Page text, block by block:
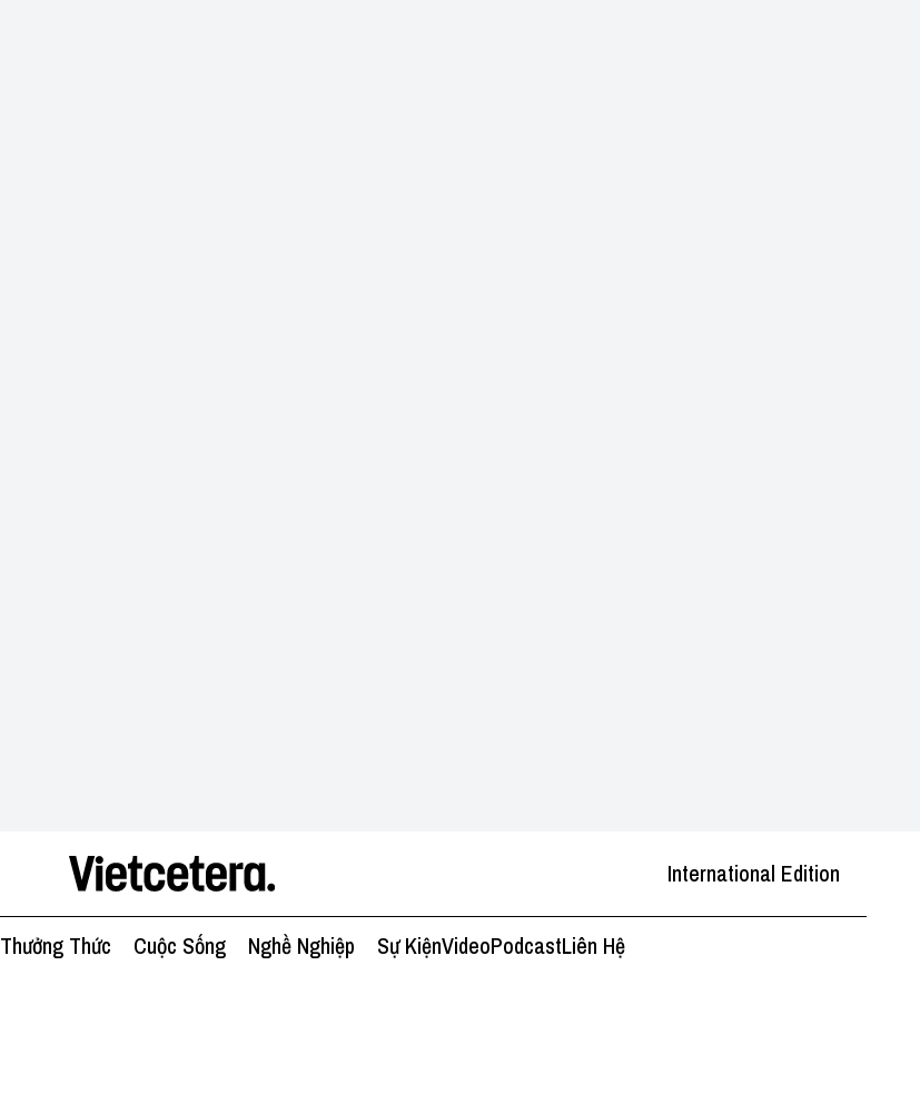
International Edition
Thưởng Thức Cuộc Sống Nghề Nghiệp Sự KiệnVideoPodcastLiên Hệ